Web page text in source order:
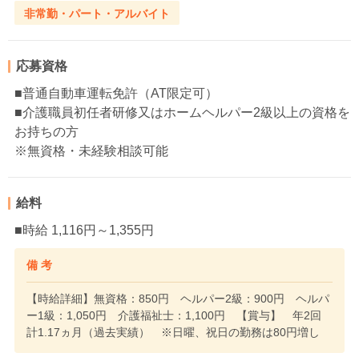
非常勤・パート・アルバイト
応募資格
■普通自動車運転免許（AT限定可）
■介護職員初任者研修又はホームヘルパー2級以上の資格を
お持ちの方
※無資格・未経験相談可能
給料
■時給 1,116円～1,355円
備 考
【時給詳細】無資格：850円 ヘルパー2級：900円 ヘルパ
ー1級：1,050円 介護福祉士：1,100円 【賞与】 年2回
計1.17ヵ月（過去実績） ※日曜、祝日の勤務は80円増し